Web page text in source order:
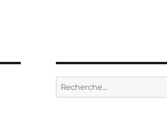
Recherche
pour :